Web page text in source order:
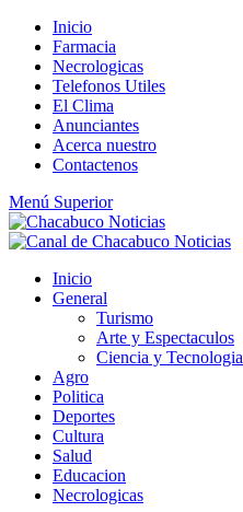
Saltar
contenido
Inicio
Farmacia
Necrologicas
Telefonos Utiles
El Clima
Anunciantes
Acerca nuestro
Contactenos
Menú Superior
Inicio
General
Turismo
Arte y Espectaculos
Ciencia y Tecnologia
Agro
Politica
Deportes
Cultura
Salud
Educacion
Necrologicas